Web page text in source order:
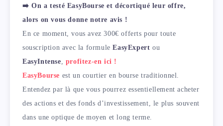
➡️ On a testé EasyBourse et décortiqué leur offre,
alors on vous donne notre avis !
En ce moment, vous avez 300€ offerts pour toute
souscription avec la formuleEasyExpertou
EasyIntense, profitez-en ici !
EasyBourse est un courtier en bourse traditionnel.
Entendez par là que vous pourrez essentiellement acheter
des actions et des fonds d’investissement, le plus souvent
dans une optique de moyen et long terme.